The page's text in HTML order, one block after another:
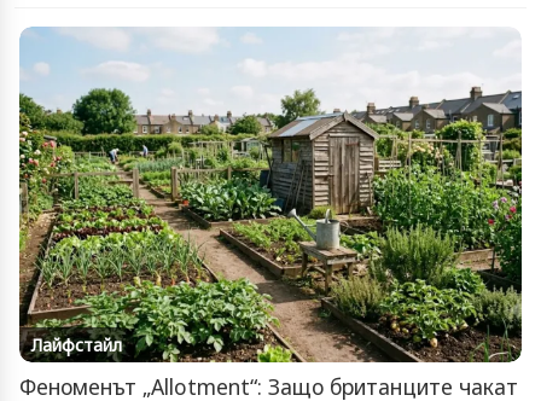
Лайфстайл
Феноменът „Allotment“: Защо британците чакат